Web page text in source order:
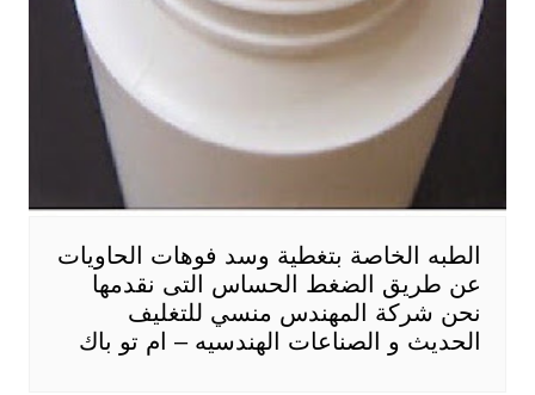
الطبه الخاصة بتغطية وسد فوهات الحاويات
عن طريق الضغط الحساس التى نقدمها
نحن شركة المهندس منسي للتغليف
الحديث و الصناعات الهندسيه – ام تو باك